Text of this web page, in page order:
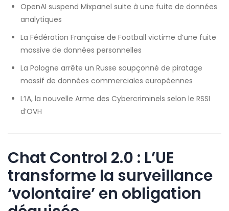
OpenAI suspend Mixpanel suite à une fuite de données
analytiques
La Fédération Française de Football victime d’une fuite
massive de données personnelles
La Pologne arrête un Russe soupçonné de piratage
massif de données commerciales européennes
L’IA, la nouvelle Arme des Cybercriminels selon le RSSI
d’OVH
Chat Control 2.0 : L’UE
transforme la surveillance
‘volontaire’ en obligation